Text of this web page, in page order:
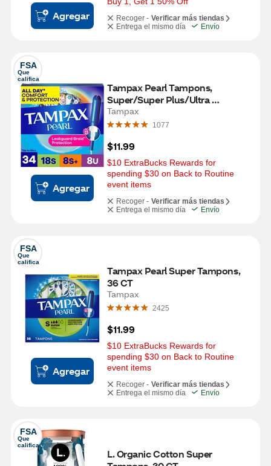
Agregar Recoger - Verificar más tiendas
Entrega el mismo día
Envío
FSA
Que
califica
Agregar
Tampax Pearl Tampons,
Super/Super Plus/Ultra
Absorbency with LeakGuard
Braid, Triple Pack, Unscented, 34
Tampax
1077
$11.99
$10 ExtraBucks Rewards for
spending $30 on Back to Routine
event items
Recoger - Verificar más tiendas
Entrega el mismo día
Envío
FSA
Que
califica
Agregar
Tampax Pearl Super Tampons,
36 CT
Tampax
2425
$11.99
$10 ExtraBucks Rewards for
spending $30 on Back to Routine
event items
Recoger - Verificar más tiendas
Entrega el mismo día
Envío
FSA
Que
califica
L. Organic Cotton Super